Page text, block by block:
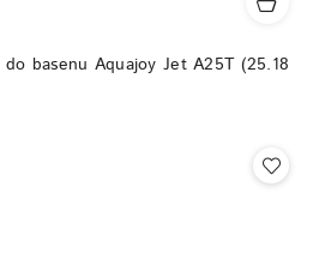
basenu Aquajoy Jet A25T (25.18